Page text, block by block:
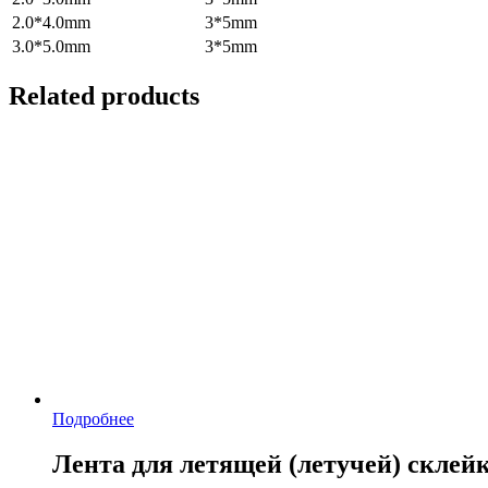
2.0*4.0mm
3*5mm
3.0*5.0mm
3*5mm
Related products
Подробнее
Лента для летящей (летучей)